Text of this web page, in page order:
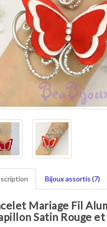
Bijoux assortis (7)
Mariage Fil
Satin Rouge